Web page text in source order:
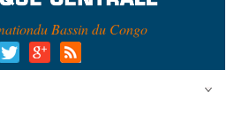
du Bassin du Congo